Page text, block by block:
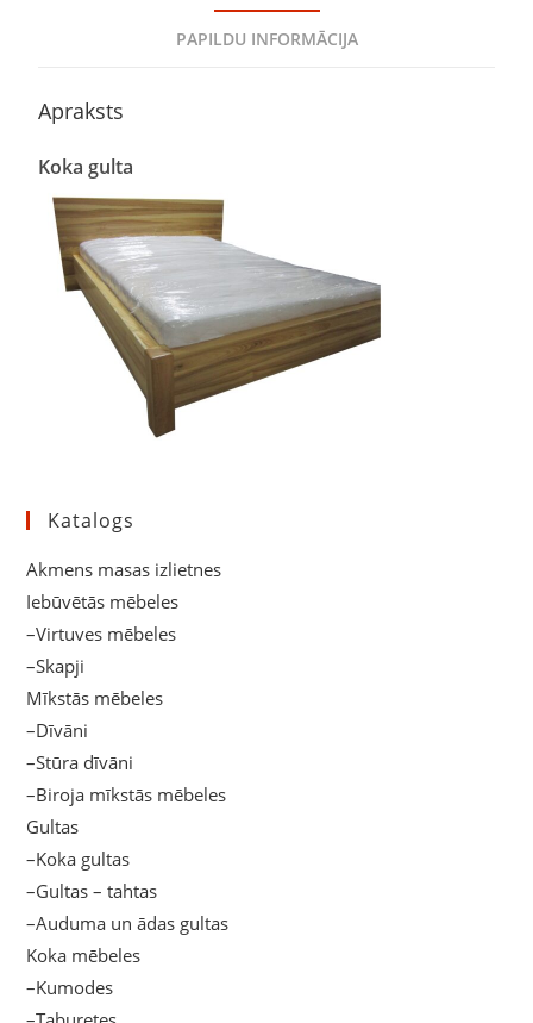
PAPILDU INFORMĀCIJA
Apraksts
Koka gulta
Katalogs
Akmens masas izlietnes
Iebūvētās mēbeles
–Virtuves mēbeles
–Skapji
Mīkstās mēbeles
–Dīvāni
–Stūra dīvāni
–Biroja mīkstās mēbeles
Gultas
–Koka gultas
–Gultas – tahtas
–Auduma un ādas gultas
Koka mēbeles
–Kumodes